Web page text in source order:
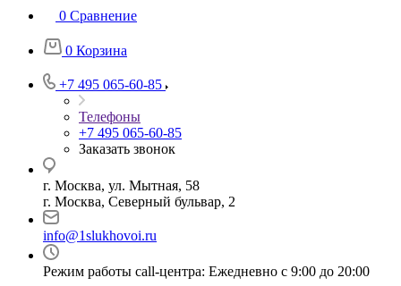
0 Сравнение
0 Корзина
+7 495 065-60-85
Телефоны
+7 495 065-60-85
Заказать звонок
г. Москва, ул. Мытная, 58
г. Москва, Северный бульвар, 2
info@1slukhovoi.ru
Режим работы call-центра: Ежедневно с 9:00 до 20:00